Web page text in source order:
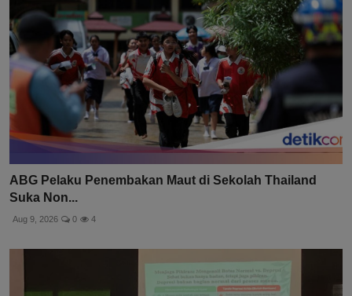
ABG Pelaku Penembakan Maut di Sekolah Thailand
Suka Non...
Aug 9, 2026 0 4